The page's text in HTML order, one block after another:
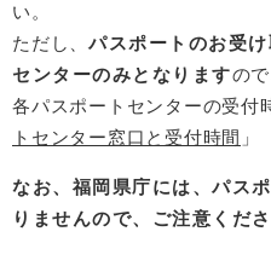
い。
ただし、 パスポートのお受
センターのみとなりますの
各パスポートセンターの受付
トセンター窓口と受付時間 」
なお、福岡県庁には、パス
りませんので、ご注意くださ